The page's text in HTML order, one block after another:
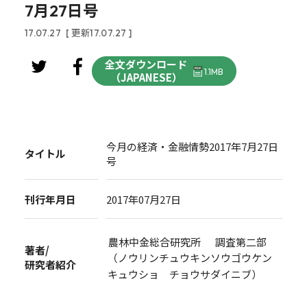
7月27日号
17.07.27 [ 更新17.07.27 ]
全文ダウンロード
（JAPANESE）
1.1MB
タイトル
今月の経済・金融情勢2017年7月27日
号
刊行年月日 2017年07月27日
著者/
研究者紹介
農林中金総合研究所 調査第二部
（ノウリンチュウキンソウゴウケン
キュウショ チョウサダイニブ）